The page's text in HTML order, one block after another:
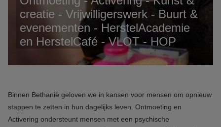
creatie - Vrijwilligerswerk - Buurt &
evenementen - HerstelAcademie
en HerstelCafé - VLOT - HOP
Binnen Bethanië geloven we in kansen voor mensen om opnieuw
stappen te zetten in hun dagelijks leven. Ontmoeting en
Activering ondersteunt mensen met een psychische